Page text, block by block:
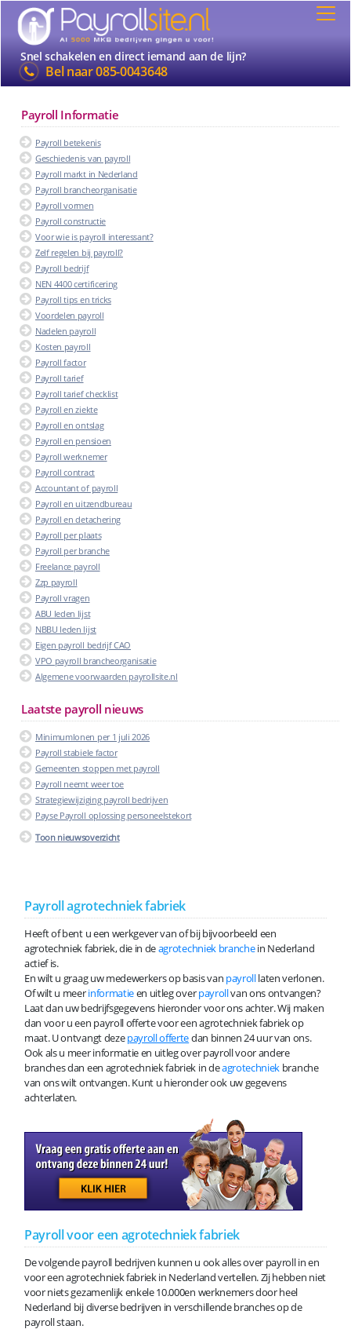
Snel schakelen en direct iemand aan de lijn?
Bel naar085-0043648
Payroll Informatie
Payroll betekenis
Geschiedenis van payroll
Payroll markt in Nederland
Payroll brancheorganisatie
Payroll vormen
Payroll constructie
Voor wie is payroll interessant?
Zelf regelen bij payroll?
Payroll bedrijf
NEN 4400 certificering
Payroll tips en tricks
Voordelen payroll
Nadelen payroll
Kosten payroll
Payroll factor
Payroll tarief
Payroll tarief checklist
Payroll en ziekte
Payroll en ontslag
Payroll en pensioen
Payroll werknemer
Payroll contract
Accountant of payroll
Payroll en uitzendbureau
Payroll en detachering
Payroll per plaats
Payroll per branche
Freelance payroll
Zzp payroll
Payroll vragen
ABU leden lijst
NBBU leden lijst
Eigen payroll bedrijf CAO
VPO payroll brancheorganisatie
Algemene voorwaarden payrollsite.nl
Laatste payroll nieuws
Minimumlonen per 1 juli 2026
Payroll stabiele factor
Gemeenten stoppen met payroll
Payroll neemt weer toe
Strategiewijziging payroll bedrijven
Payse Payroll oplossing personeelstekort
Toon nieuwsoverzicht
Payroll agrotechniek fabriek
Heeft of bent u een werkgever van of bij bijvoorbeeld een
agrotechniek fabriek, die in deagrotechniek branchein Nederland
actief is.
En wilt u graag uw medewerkers op basis van payrolllaten verlonen.
Of wilt u meerinformatieen uitleg overpayrollvan ons ontvangen?
Laat dan uw bedrijfsgegevens hieronder voor ons achter. Wij maken
dan voor u een payroll offerte voor een agrotechniek fabriek op
maat. U ontvangt dezepayroll offertedan binnen 24 uur van ons.
Ook als u meer informatie en uitleg over payroll voor andere
branches dan een agrotechniek fabriek in deagrotechniek branche
van ons wilt ontvangen. Kunt u hieronder ook uw gegevens
achterlaten.
Payroll voor een agrotechniek fabriek
De volgende payroll bedrijven kunnen u ook alles over payroll in en
voor een agrotechniek fabriek in Nederland vertellen. Zij hebben niet
voor niets gezamenlijk enkele 10.000en werknemers door heel
Nederland bij diverse bedrijven in verschillende branches op de
payroll staan.